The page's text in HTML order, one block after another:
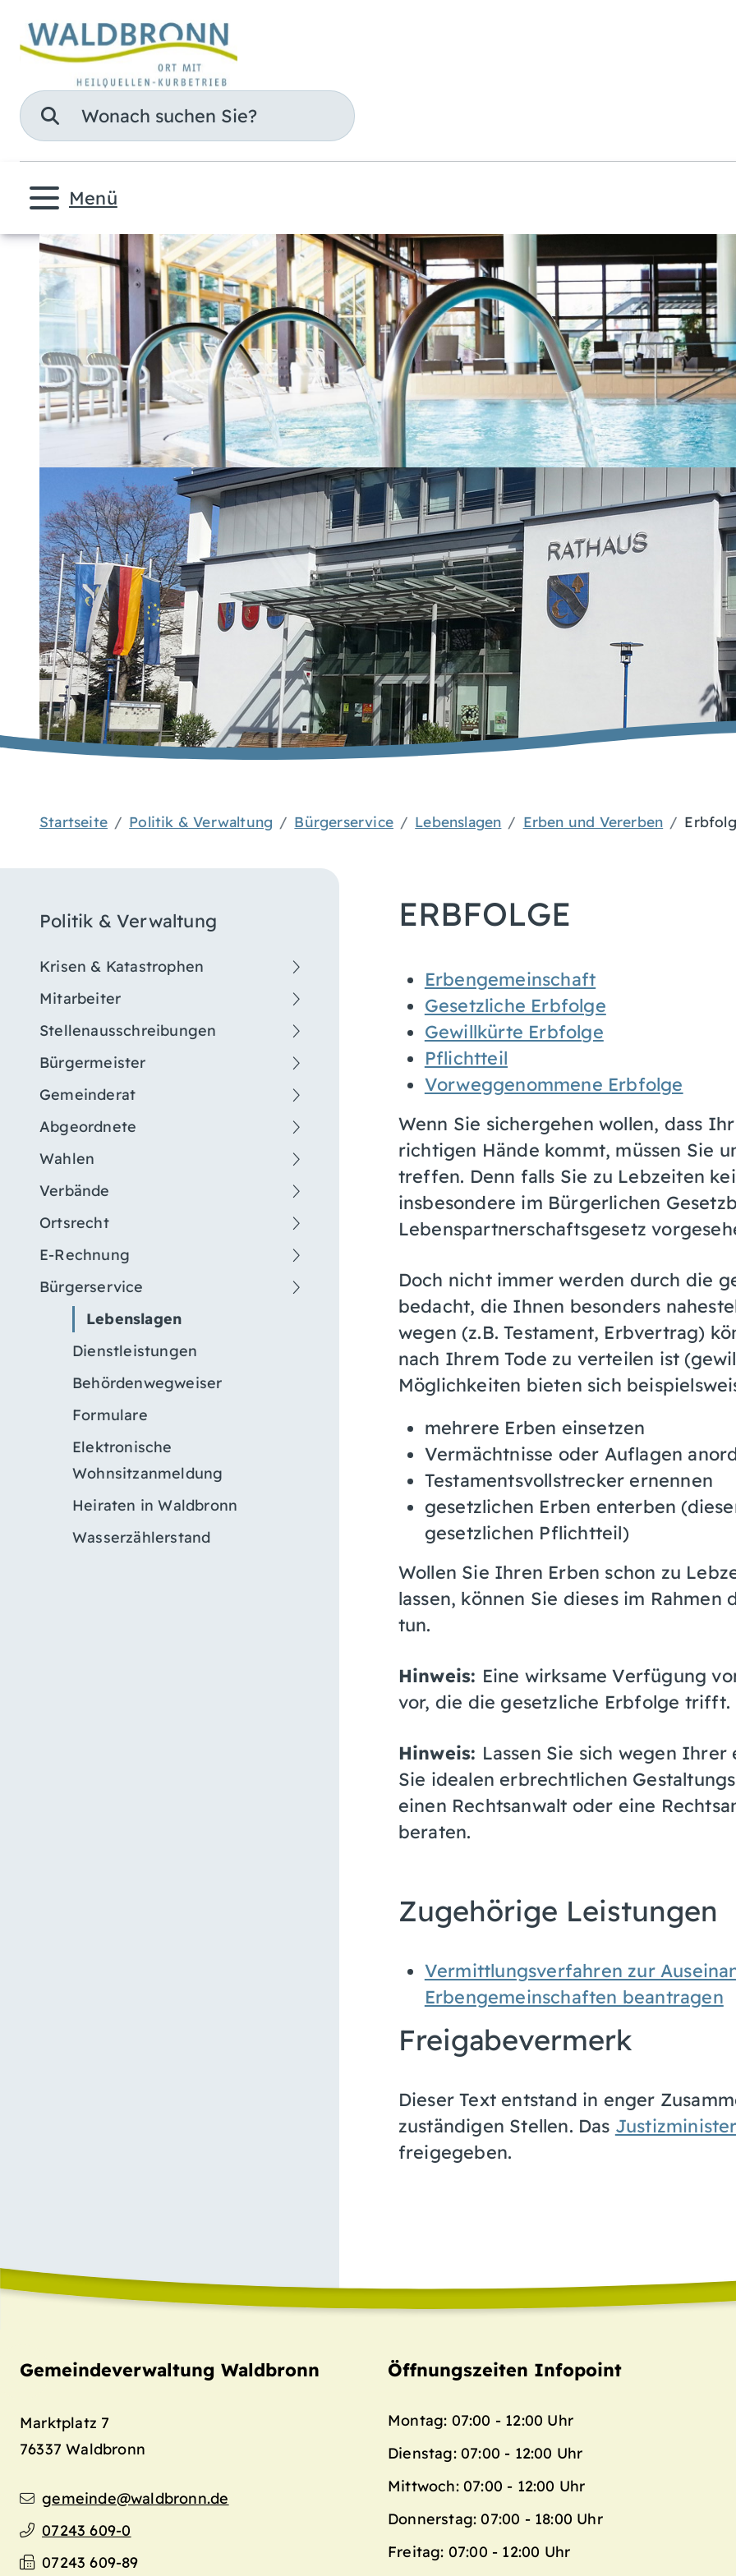
Suche
Menü
Startseite Politik & Verwaltung Bürgerservice Lebenslagen Erben und Vererben
Politik & Verwaltung
Krisen & Katastrophen
Mitarbeiter
Stellenausschreibungen
Bürgermeister
Gemeinderat
Abgeordnete
Wahlen
Verbände
Ortsrecht
E-Rechnung
Bürgerservice
Lebenslagen
Dienstleistungen
Behördenwegweiser
Formulare
Elektronische
Wohnsitzanmeldung
Heiraten in Waldbronn
Wasserzählerstand
ERBFOLGE
Erbengemeinschaft
Gesetzliche Erbfolge
Gewillkürte Erbfolge
Pflichtteil
Vorweggenommene Erbfolge
Wenn Sie sichergehen wollen, dass
richtigen Hände kommt, müssen Sie
treffen. Denn falls Sie zu Lebzeiten
insbesondere im Bürgerlichen
Lebenspartnerschaftsgesetz
Doch nicht immer werden durch die
bedacht, die Ihnen besonders
wegen (z.B. Testament, Erbvertrag)
nach Ihrem Tode zu verteilen ist
Möglichkeiten bieten sich
mehrere Erben einsetzen
Vermächtnisse oder Auflagen
Testamentsvollstrecker ernennen
gesetzlichen Erben enterben
gesetzlichen Pflichtteil)
Wollen Sie Ihren Erben schon zu
lassen, können Sie dieses im
tun.
Hinweis: Eine wirksame Verfügung
vor, die die gesetzliche Erbfolge trifft.
Hinweis: Lassen Sie sich wegen
Sie idealen erbrechtlichen
einen Rechtsanwalt oder eine
beraten.
Zugehörige Leistungen
Vermittlungsverfahren zur
Erbengemeinschaften beantragen
Freigabevermerk
Dieser Text entstand in enger
zuständigen Stellen. Das
freigegeben.
Gemeindeverwaltung Waldbronn
Marktplatz 7
76337 Waldbronn
gemeinde@waldbronn.de
07243 609-0
07243 609-89
Öffnungszeiten Infopoint
Montag: 07:00 - 12:00 Uhr
Dienstag: 07:00 - 12:00 Uhr
Mittwoch: 07:00 - 12:00 Uhr
Donnerstag: 07:00 - 18:00 Uhr
Freitag: 07:00 - 12:00 Uhr